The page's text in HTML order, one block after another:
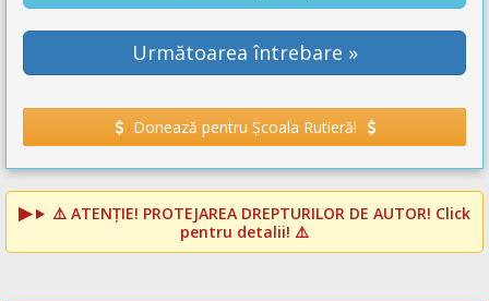
Următoarea întrebare »
Donează pentru Școala Rutieră!
⚠️ ATENȚIE! PROTEJAREA DREPTURILOR DE AUTOR! Click
pentru detalii! ⚠️